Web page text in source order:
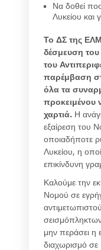
Να δοθεί
Λυκείου και
Το ΔΣ της
δέσμευση
του
παρέμβαση
όλα τα
προκειμένου
χαρτιά. Η
εξαίρεση του
οποιαδήποτε
Λυκείου, η
επικίνδυνη
Καλούμε την
Νομού σε
μην περάσει η
διαχωρισμό σε